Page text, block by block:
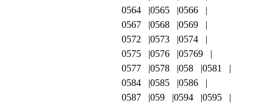
0564
0565
0566
0567
0568
0569
0572
0573
0574
0575
0576
05769
0577
0578 058
0581
0584
0585
0586
0587
059 0594
0595